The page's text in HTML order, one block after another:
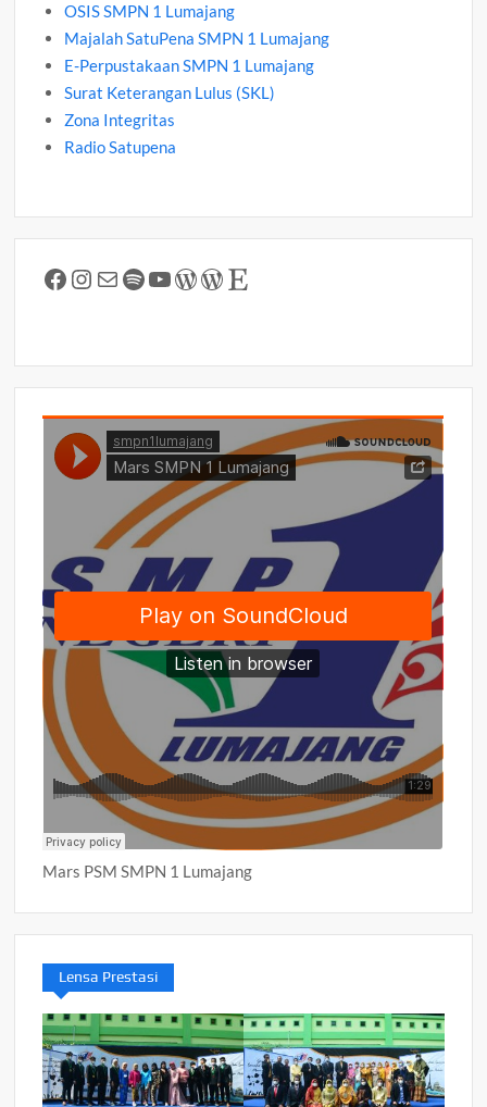
OSIS SMPN 1 Lumajang
Majalah SatuPena SMPN 1 Lumajang
E-Perpustakaan SMPN 1 Lumajang
Surat Keterangan Lulus (SKL)
Zona Integritas
Radio Satupena
Facebook
Instagram
MailSpotify
YouTube
WordPress
WordPress
Etsy
Mars PSM SMPN 1 Lumajang
Lensa Prestasi